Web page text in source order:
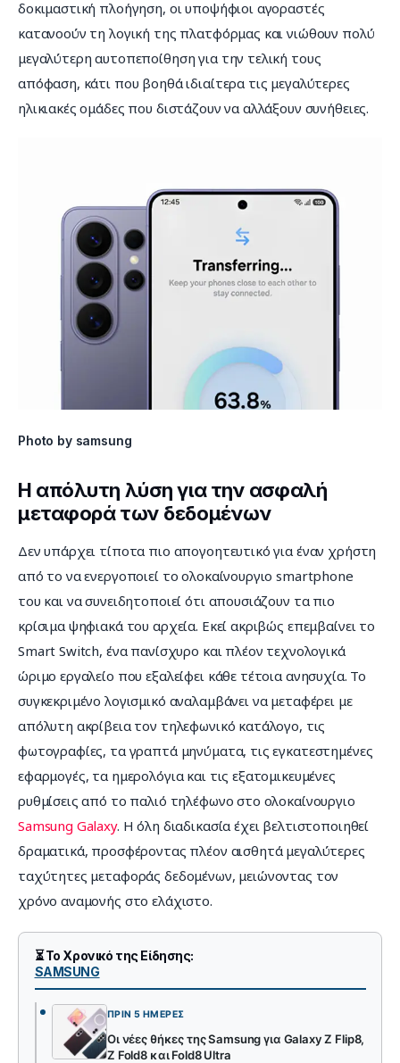
δοκιμαστική πλοήγηση, οι υποψήφιοι αγοραστές
κατανοούν τη λογική της πλατφόρμας και νιώθουν πολύ
μεγαλύτερη αυτοπεποίθηση για την τελική τους
απόφαση, κάτι που βοηθά ιδιαίτερα τις μεγαλύτερες
ηλικιακές ομάδες που διστάζουν να αλλάξουν συνήθειες.
Photo by samsung
Η απόλυτη λύση για την ασφαλή
μεταφορά των δεδομένων
Δεν υπάρχει τίποτα πιο απογοητευτικό για έναν χρήστη
από το να ενεργοποιεί το ολοκαίνουργιο smartphone
του και να συνειδητοποιεί ότι απουσιάζουν τα πιο
κρίσιμα ψηφιακά του αρχεία. Εκεί ακριβώς επεμβαίνει το
Smart Switch, ένα πανίσχυρο και πλέον τεχνολογικά
ώριμο εργαλείο που εξαλείφει κάθε τέτοια ανησυχία. Το
συγκεκριμένο λογισμικό αναλαμβάνει να μεταφέρει με
απόλυτη ακρίβεια τον τηλεφωνικό κατάλογο, τις
φωτογραφίες, τα γραπτά μηνύματα, τις εγκατεστημένες
εφαρμογές, τα ημερολόγια και τις εξατομικευμένες
ρυθμίσεις από το παλιό τηλέφωνο στο ολοκαίνουργιο
Samsung Galaxy. Η όλη διαδικασία έχει βελτιστοποιηθεί
δραματικά, προσφέροντας πλέον αισθητά μεγαλύτερες
ταχύτητες μεταφοράς δεδομένων, μειώνοντας τον
χρόνο αναμονής στο ελάχιστο.
⏳ Το Χρονικό της Είδησης:
SAMSUNG
ΠΡΙΝ 5 ΗΜΈΡΕΣ
Οι νέες θήκες της Samsung για Galaxy Z Flip8,
Z Fold8 και Fold8 Ultra